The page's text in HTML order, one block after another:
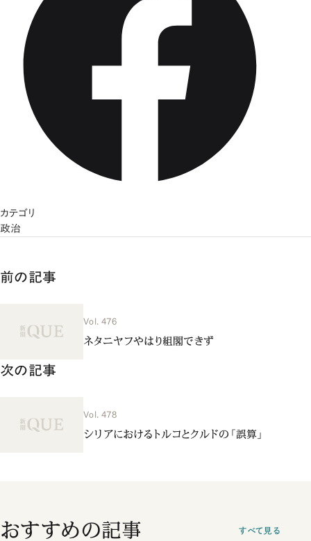
カテゴリ
政治
前の記事
Vol. 476
ネタニヤフやはり組閣できず
次の記事
Vol. 478
シリアにおけるトルコとクルドの「誤算」
おすすめの記事 すべて見る